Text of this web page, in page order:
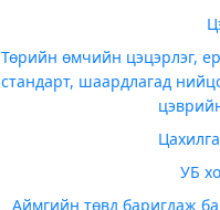
Төрийн өмчийн цэцэрлэг,
стандарт, шаардлагад
УБ
Аймгийн төвд баригдаж